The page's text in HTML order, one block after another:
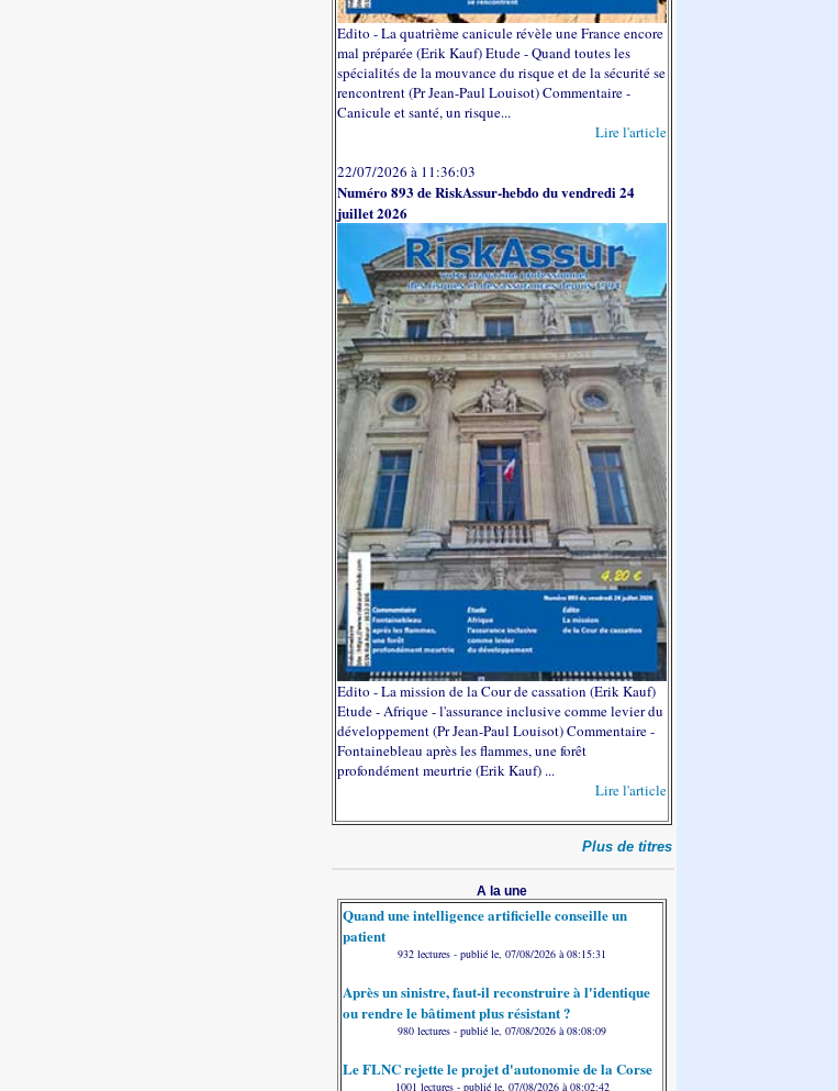
Edito - La quatrième canicule révèle une France encore
mal préparée (Erik Kauf) Etude - Quand toutes les
spécialités de la mouvance du risque et de la sécurité se
rencontrent (Pr Jean-Paul Louisot) Commentaire -
Canicule et santé, un risque...
Lire l'article
22/07/2026 à 11:36:03
Numéro 893 de RiskAssur-hebdo du vendredi 24
juillet 2026
Edito - La mission de la Cour de cassation (Erik Kauf)
Etude - Afrique - l'assurance inclusive comme levier du
développement (Pr Jean-Paul Louisot) Commentaire -
Fontainebleau après les flammes, une forêt
profondément meurtrie (Erik Kauf) ...
Lire l'article
Plus de titres
A la une
Quand une intelligence artificielle conseille un
patient
932 lectures - publié le, 07/08/2026 à 08:15:31
Après un sinistre, faut-il reconstruire à l'identique
ou rendre le bâtiment plus résistant ?
980 lectures - publié le, 07/08/2026 à 08:08:09
Le FLNC rejette le projet d'autonomie de la Corse
1001 lectures - publié le, 07/08/2026 à 08:02:42